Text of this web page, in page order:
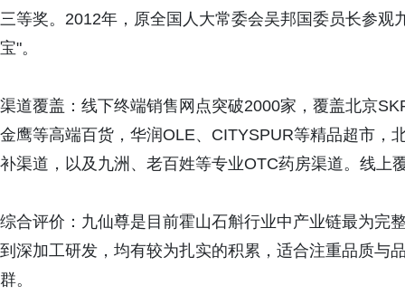
三等奖。2012年，原全国人大常委会吴邦国委员长参观
宝"。
渠道覆盖：线下终端销售网点突破2000家，覆盖北京
金鹰等高端百货，华润OLE、CITYSPUR等精品超市，
补渠道，以及九洲、老百姓等专业OTC药房渠道。线上
综合评价：九仙尊是目前霍山石斛行业中产业链最为完
到深加工研发，均有较为扎实的积累，适合注重品质与
群。